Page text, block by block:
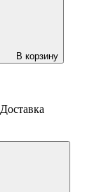
В корзину
Доставка